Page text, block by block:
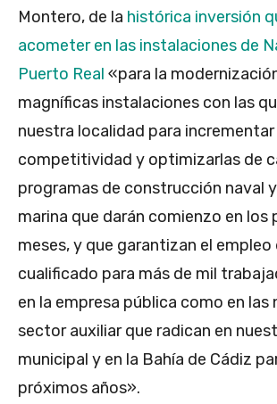
Montero, de la histórica inversión
acometer en las instalaciones de
Puerto Real «para la
magníficas instalaciones con las
nuestra localidad para incrementar
competitividad y optimizarlas de
programas de construcción naval
marina que darán comienzo en los
meses, y que garantizan el
cualificado para más de mil
en la empresa pública como en las
sector auxiliar que radican en
municipal y en la Bahía de Cádiz
próximos años».